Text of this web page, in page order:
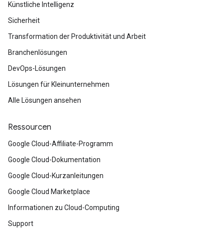
Künstliche Intelligenz
Sicherheit
Transformation der Produktivität und Arbeit
Branchenlösungen
DevOps-Lösungen
Lösungen für Kleinunternehmen
Alle Lösungen ansehen
Ressourcen
Google Cloud-Affiliate-Programm
Google Cloud-Dokumentation
Google Cloud-Kurzanleitungen
Google Cloud Marketplace
Informationen zu Cloud-Computing
Support